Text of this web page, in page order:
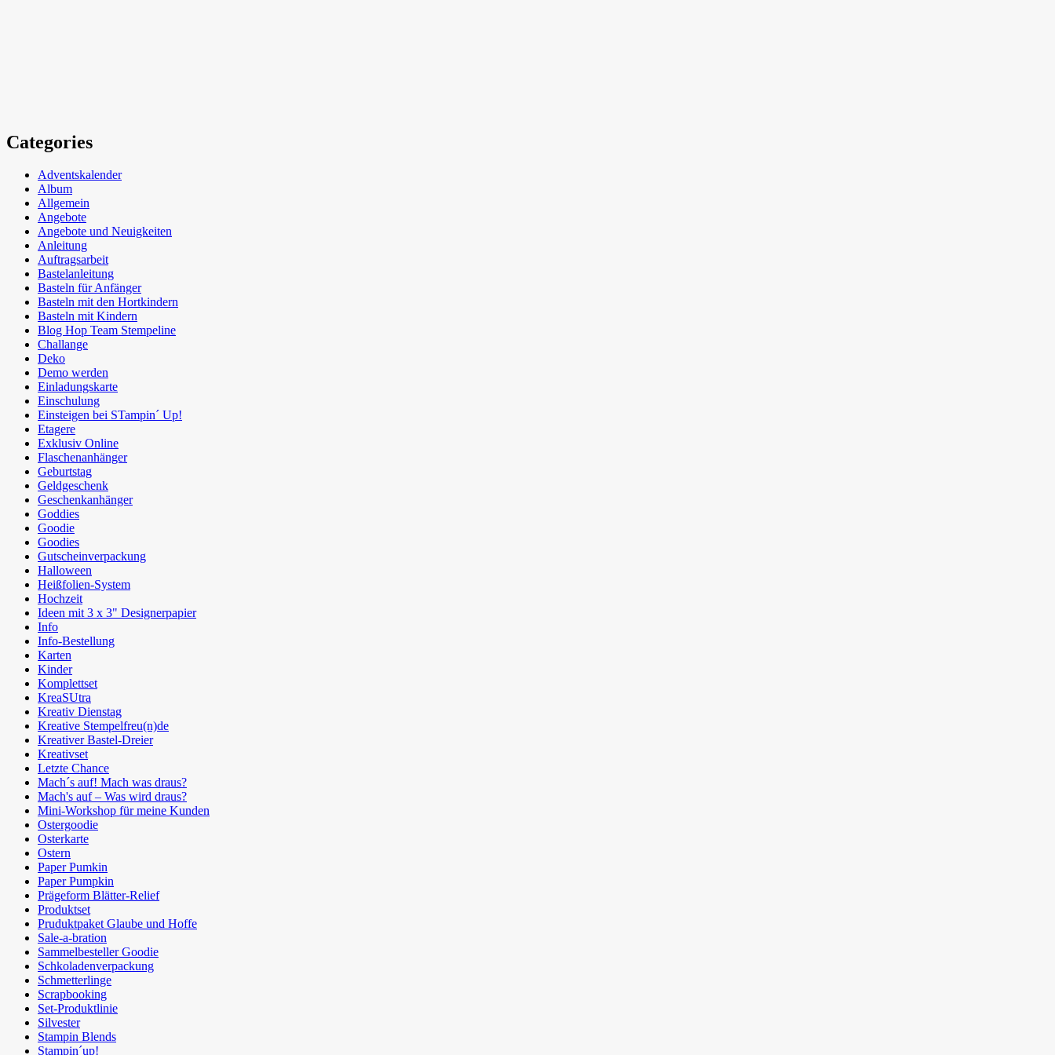
Categories
Adventskalender
Album
Allgemein
Angebote
Angebote und Neuigkeiten
Anleitung
Auftragsarbeit
Bastelanleitung
Basteln für Anfänger
Basteln mit den Hortkindern
Basteln mit Kindern
Blog Hop Team Stempeline
Challange
Deko
Demo werden
Einladungskarte
Einschulung
Einsteigen bei STampin´ Up!
Etagere
Exklusiv Online
Flaschenanhänger
Geburtstag
Geldgeschenk
Geschenkanhänger
Goddies
Goodie
Goodies
Gutscheinverpackung
Halloween
Heißfolien-System
Hochzeit
Ideen mit 3 x 3" Designerpapier
Info
Info-Bestellung
Karten
Kinder
Komplettset
KreaSUtra
Kreativ Dienstag
Kreative Stempelfreu(n)de
Kreativer Bastel-Dreier
Kreativset
Letzte Chance
Mach´s auf! Mach was draus?
Mach's auf – Was wird draus?
Mini-Workshop für meine Kunden
Ostergoodie
Osterkarte
Ostern
Paper Pumkin
Paper Pumpkin
Prägeform Blätter-Relief
Produktset
Pruduktpaket Glaube und Hoffe
Sale-a-bration
Sammelbesteller Goodie
Schkoladenverpackung
Schmetterlinge
Scrapbooking
Set-Produktlinie
Silvester
Stampin Blends
Stampin´up!